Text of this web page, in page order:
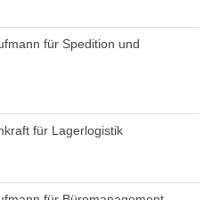
für Spedition und
für Lagerlogistik